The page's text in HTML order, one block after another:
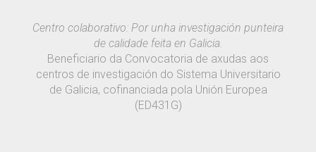
Centro colaborativo: Por unha investigación punteira
de calidade feita en Galicia.
Beneficiario da Convocatoria de axudas aos
centros de investigación do Sistema Universitario
de Galicia, cofinanciada pola Unión Europea
(ED431G)